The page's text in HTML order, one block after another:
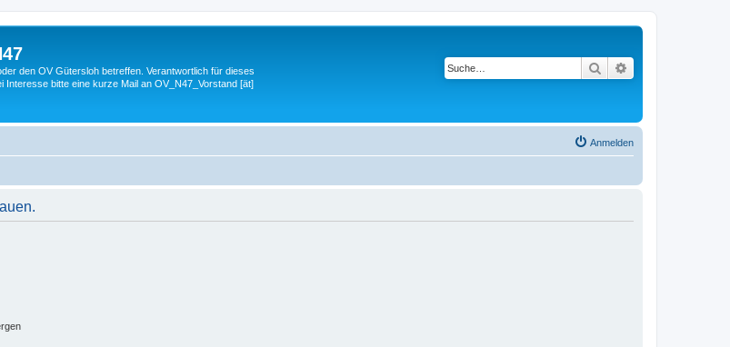
den OV Gütersloh betreffen. Verantwortlich für dieses
Interesse bitte eine kurze Mail an OV_N47_Vorstand [ät]
Suche
Anmelden